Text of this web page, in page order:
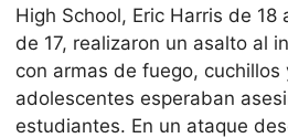
High School, Eric Harris de 18
de 17, realizaron un asalto al
con armas de fuego,
adolescentes esperaban
estudiantes. En un ataque